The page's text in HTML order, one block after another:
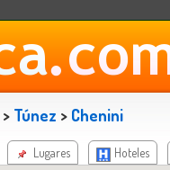
> Túnez > Chenini
Lugares Hoteles